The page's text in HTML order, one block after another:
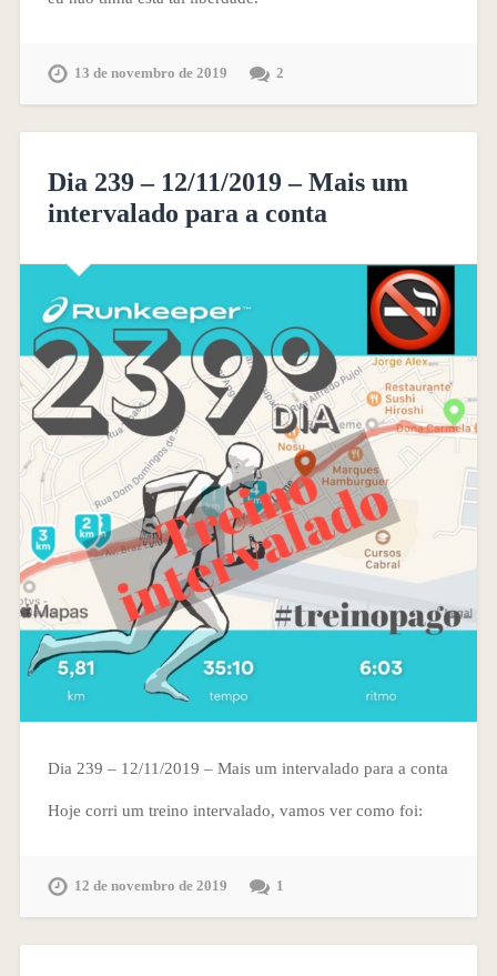
13 de novembro de 2019 2
Dia 239 – 12/11/2019 – Mais um
intervalado para a conta
Dia 239 – 12/11/2019 – Mais um intervalado para a conta
Hoje corri um treino intervalado, vamos ver como foi:
12 de novembro de 2019 1